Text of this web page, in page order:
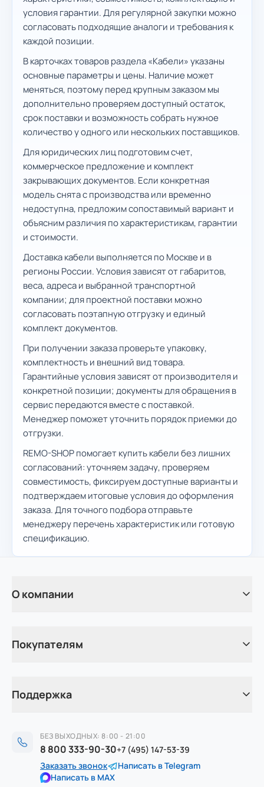
условия гарантии. Для регулярной закупки можно
согласовать подходящие аналоги и требования к
каждой позиции.
В карточках товаров раздела «Кабели» указаны
основные параметры и цены. Наличие может
меняться, поэтому перед крупным заказом мы
дополнительно проверяем доступный остаток,
срок поставки и возможность собрать нужное
количество у одного или нескольких поставщиков.
Для юридических лиц подготовим счет,
коммерческое предложение и комплект
закрывающих документов. Если конкретная
модель снята с производства или временно
недоступна, предложим сопоставимый вариант и
объясним различия по характеристикам, гарантии
и стоимости.
Доставка кабели выполняется по Москве и в
регионы России. Условия зависят от габаритов,
веса, адреса и выбранной транспортной
компании; для проектной поставки можно
согласовать поэтапную отгрузку и единый
комплект документов.
При получении заказа проверьте упаковку,
комплектность и внешний вид товара.
Гарантийные условия зависят от производителя и
конкретной позиции; документы для обращения в
сервис передаются вместе с поставкой.
Менеджер поможет уточнить порядок приемки до
отгрузки.
REMO-SHOP помогает купить кабели без лишних
согласований: уточняем задачу, проверяем
совместимость, фиксируем доступные варианты и
подтверждаем итоговые условия до оформления
заказа. Для точного подбора отправьте
менеджеру перечень характеристик или готовую
спецификацию.
О компании
Покупателям
Поддержка
БЕЗ ВЫХОДНЫХ: 8:00 - 21:00
8 800 333-90-30+7 (495) 147-53-39
Заказать звонок
Написать в Telegram
Написать в MAX